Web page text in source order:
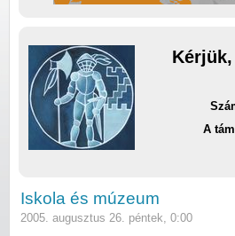
A
Iskola és múzeum
2005. augusztus 26. péntek, 0:00